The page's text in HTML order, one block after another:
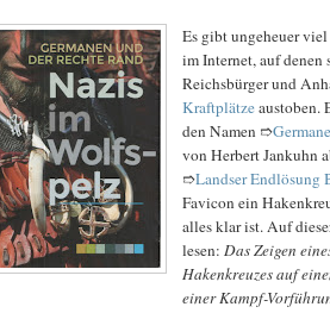
Es gibt ungeheuer
im Internet, auf denen
Reichsbürger und
Kraftplätzeaustoben.
den Namen ➱
von Herbert Jankuhn
➱Landser Endlösung
Favicon ein
alles klar ist. Auf
lesen: Das Zeigen
Hakenkreuzes auf
einer Kampf-